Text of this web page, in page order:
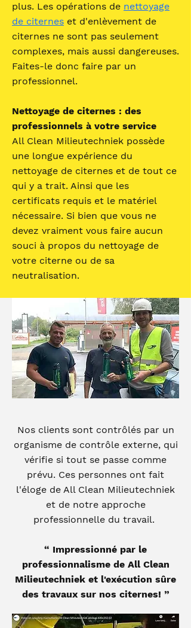
plus. Les opérations de nettoyage
de citernes et d'enlèvement de
citernes ne sont pas seulement
complexes, mais aussi dangereuses.
Faites-le donc faire par un
professionnel.
Nettoyage de citernes : des
professionnels à votre service
All Clean Milieutechniek possède
une longue expérience du
nettoyage de citernes et de tout ce
qui y a trait. Ainsi que les
certificats requis et le matériel
nécessaire. Si bien que vous ne
devez vraiment vous faire aucun
souci à propos du nettoyage de
votre citerne ou de sa
neutralisation.
Nos clients sont contrôlés par un
organisme de contrôle externe, qui
vérifie si tout se passe comme
prévu. Ces personnes ont fait
l'éloge de All Clean Milieutechniek
et de notre approche
professionnelle du travail.
“ Impressionné par le
professionnalisme de All Clean
Milieutechniek et l'exécution sûre
des travaux sur nos citernes! ”